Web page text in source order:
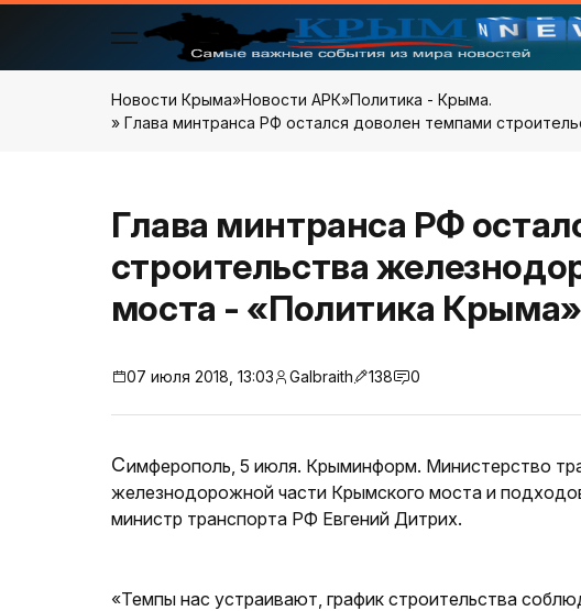
Новости Крыма»Новости АРК»Политика - Крыма.
» Глава минтранса РФ остался доволен темпами
Глава минтранса РФ
строительства
моста - «Политика Крыма»
07 июля 2018, 13:03 Galbraith 138 0
Симферополь, 5 июля. Крыминформ. Министерство транспорта России устраивают темпы строительства
железнодорожной части Крымского моста и
министр транспорта РФ Евгений Дитрих.
«Темпы нас устраивают, график строительства